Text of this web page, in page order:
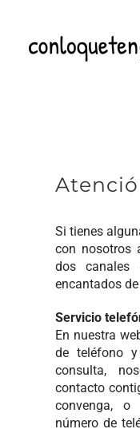
contenido
Si tienes
con nosotros
dos canales
encantados
Servicio
En nuestra
de teléfono y
consulta,
contacto
convenga, o
número de